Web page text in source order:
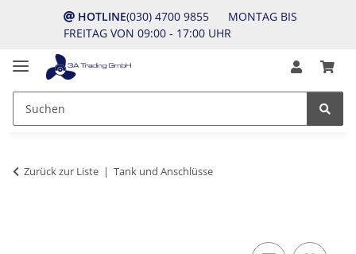
HOTLINE(030) 4700 9855 MONTAG BIS
FREITAG VON 09:00 - 17:00 UHR
Zurück zur Liste Tank und Anschlüsse